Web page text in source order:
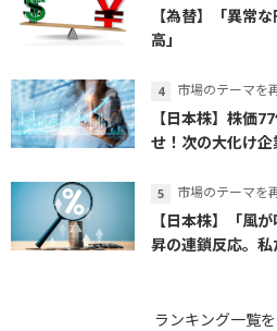
【為替】「異常
高」
市場のテーマを再訪
【日本株】株価
せ！次の大化け企
市場のテーマを再訪
【日本株】「風
昇の連鎖反応。私
ランキング一覧